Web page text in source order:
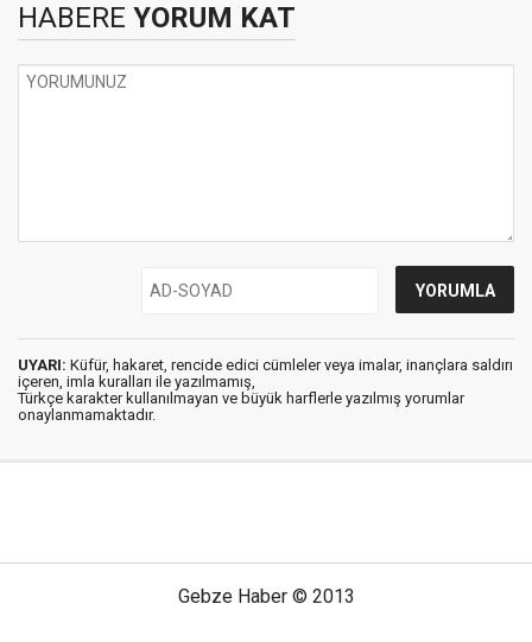
HABERE YORUM KAT
UYARI: Küfür, hakaret, rencide edici cümleler veya imalar, inançlara saldırı
içeren, imla kuralları ile yazılmamış,
Türkçe karakter kullanılmayan ve büyük harflerle yazılmış yorumlar
onaylanmamaktadır.
Gebze Haber © 2013